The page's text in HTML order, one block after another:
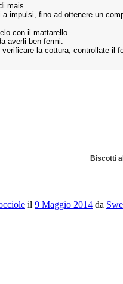
mais.
impulsi, fino ad ottenere un
con il mattarello.
averli ben fermi.
la cottura, controllate il
Biscotti
il 9 Maggio 2014 da